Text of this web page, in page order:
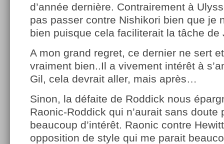
d’année dernière. Contrairement à
pas passer contre Nishikori bien que je
bien puisque cela faciliterait la tâche de
A mon grand regret, ce dernier ne sert
vraiment bien..Il a vivement intérêt à
Gil, cela devrait aller, mais après…
Sinon, la défaite de Roddick nous
Raonic-Roddick qui n’aurait sans doute
beaucoup d’intérêt. Raonic contre
opposition de style qui me parait